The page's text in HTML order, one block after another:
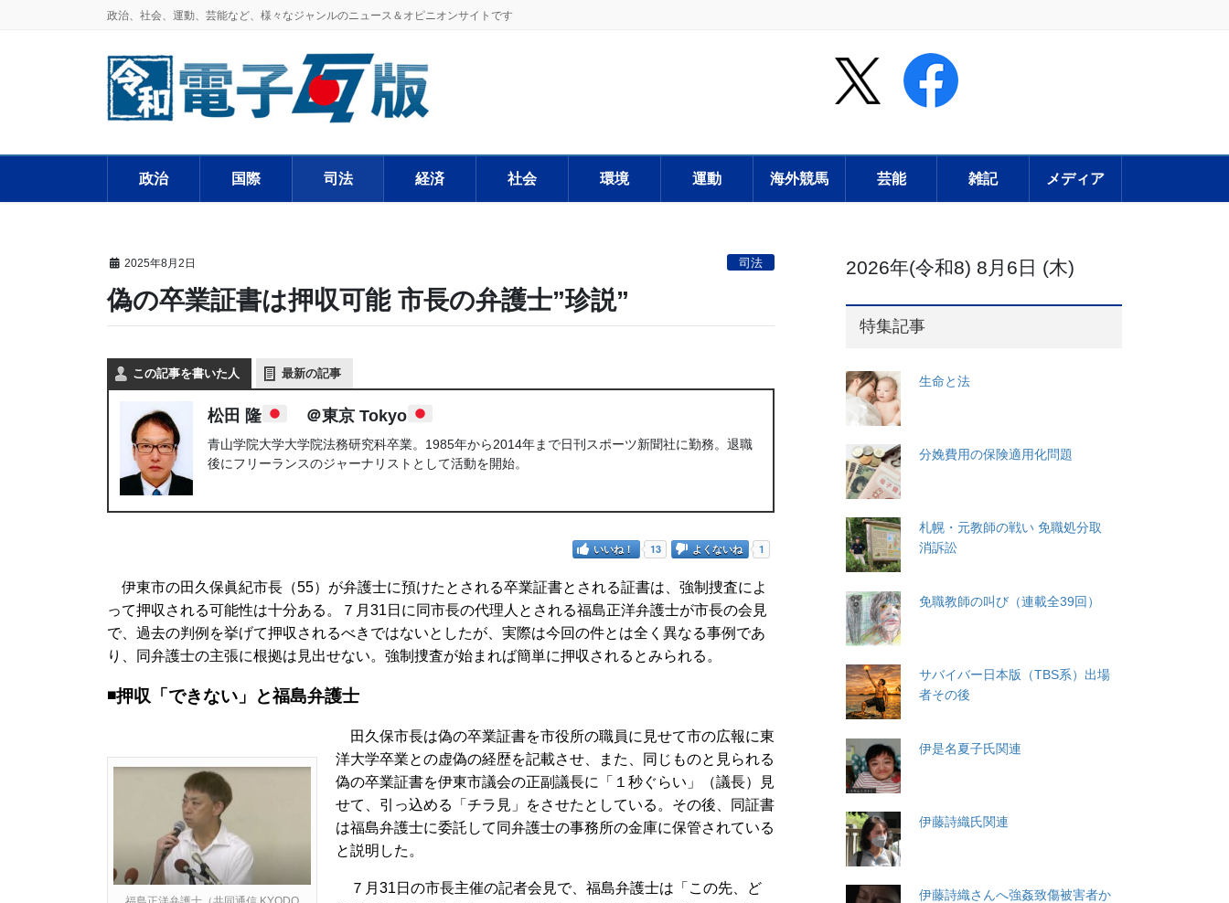
政治、社会、運動、芸能など、様々なジャンルのニュース＆オピニオンサイトです
政治 国際 司法 経済 社会 環境 運動 海外競馬 芸能 雑記 メディア
2025年8月2日 司法
偽の卒業証書は押収可能 市長の弁護士”珍説”
この記事を書いた人 最新の記事
松田 隆 ＠東京 Tokyo
青山学院大学大学院法務研究科卒業。1985年から2014年まで日刊スポーツ新聞社に勤務。退職
後にフリーランスのジャーナリストとして活動を開始。
いいね！ 13 よくないね 1
伊東市の田久保眞紀市長（55）が弁護士に預けたとされる卒業証書とされる証書は、強制捜査によ
って押収される可能性は十分ある。７月31日に同市長の代理人とされる福島正洋弁護士が市長の会見
で、過去の判例を挙げて押収されるべきではないとしたが、実際は今回の件とは全く異なる事例であ
り、同弁護士の主張に根拠は見出せない。強制捜査が始まれば簡単に押収されるとみられる。
◾️押収「できない」と福島弁護士
田久保市長は偽の卒業証書を市役所の職員に見せて市の広報に東
洋大学卒業との虚偽の経歴を記載させ、また、同じものと見られる
偽の卒業証書を伊東市議会の正副議長に「１秒ぐらい」（議長）見
せて、引っ込める「チラ見」をさせたとしている。その後、同証書
は福島弁護士に委託して同弁護士の事務所の金庫に保管されている
と説明した。
７月31日の市長主催の記者会見で、福島弁護士は「この先、ど
2026年(令和8) 8月6日 (木)
特集記事
生命と法
分娩費用の保険適用化問題
札幌・元教師の戦い 免職処分取
消訴訟
免職教師の叫び（連載全39回）
サバイバー日本版（TBS系）出場
者その後
伊是名夏子氏関連
伊藤詩織氏関連
伊藤詩織さんへ強姦致傷被害者か